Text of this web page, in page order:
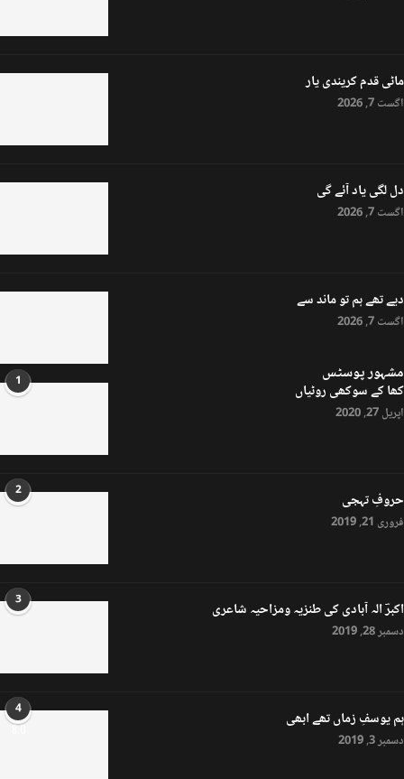
ماٹی قدم کریندی یار
اگست 7, 2026
دل لگی یاد آئے گی
اگست 7, 2026
دیے تھے ہم تو ماند سے
اگست 7, 2026
مشہور پوسٹس 1 کھا کے سوکھی روٹیاں
اپریل 27, 2020
2 حروفِ تہجی
فروری 21, 2019
3 اکبرؔ الہ آبادی کی طنزیہ ومزاحیہ شاعری
دسمبر 28, 2019
4
8.0 ہم یوسفِ زماں تھے ابھی
دسمبر 3, 2019